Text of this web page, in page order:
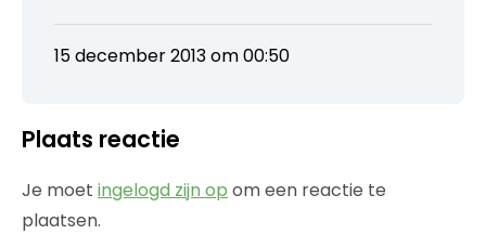
15 december 2013 om 00:50
Plaats reactie
Je moet ingelogd zijn op om een reactie te
plaatsen.